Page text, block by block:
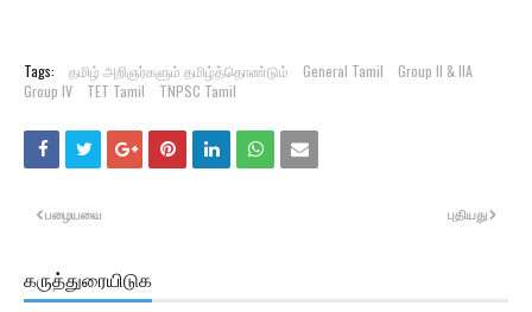
Tags: தமிழ் அறிஞர்களும் தமிழ்த்தொண்டும் General Tamil
Group II & IIA
Group IV
TET Tamil TNPSC Tamil
புதியது
பழையவை
கருத்துரையிடுக